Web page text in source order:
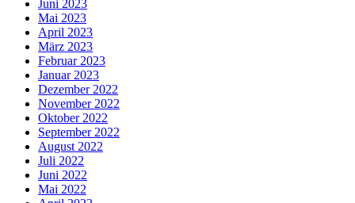
Juni 2023
Mai 2023
April 2023
März 2023
Februar 2023
Januar 2023
Dezember 2022
November 2022
Oktober 2022
September 2022
August 2022
Juli 2022
Juni 2022
Mai 2022